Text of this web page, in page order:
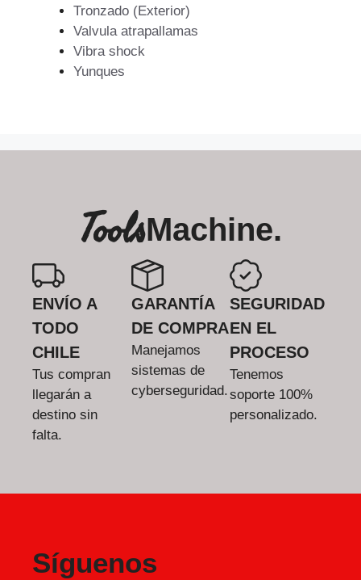
Tronzado (Exterior)
Valvula atrapallamas
Vibra shock
Yunques
ToolsMachine.
ENVÍO A
TODO
CHILE
Tus compran
llegarán a
destino sin
falta.
GARANTÍA
DE COMPRA
Manejamos
sistemas de
cyberseguridad.
SEGURIDAD
EN EL
PROCESO
Tenemos
soporte 100%
personalizado.
Síguenos